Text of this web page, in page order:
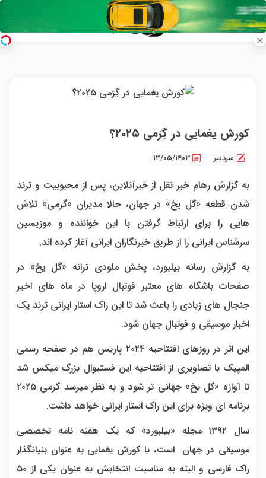
کورش یغمایی در گِرَمی ۲۰۲۵؟
سردبیر ۱۳/۰۵/۱۴۰۳
به گزارش رهام خبر نقل از خبرآنلاین، پس از محبوبیت و ترند
شدن قطعه «گل یخ» در جهان، حالا مدیران «گرمی» تلاش
هایی را برای ارتباط گرفتن با این خواننده و موزیسین
سرشناس ایرانی را از طریق خبرنگاران ایرانی آغاز کرده اند.
به گزارش رسانه بیلبورد، پخش ملودی ترانه «گل یخ» در
صفحات باشگاه های معتبر فوتبال اروپا در ماه های اخیر
جنجال های زیادی را باعث شد تا این راک استار ایرانی ترند یک
اخبار موسیقی و فوتبال جهان شود.
این اثر در روزهای افتتاحیه ۲۰۲۴ پاریس هم در صفحه رسمی
المپیک با تصاویری از افتتاحیه این فستیوال بزرگ میکس شد
تا آوازه «گل یخ» جهانی تر شود و به نظر میرسد گرمی ۲۰۲۵
برنامه ای ویژه برای این راک استار ایرانی خواهد داشت.
سال ۱۳۹۲ مجله «بیلبورد» که یک هفته نامه تخصصی
موسیقی در جهان است، با کورش یغمایی به عنوان بنیانگذار
راک فارسی و البته به مناسبت انتخابش به عنوان یکی از ۵۰